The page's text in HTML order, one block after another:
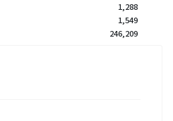
1,288
1,549
246,209